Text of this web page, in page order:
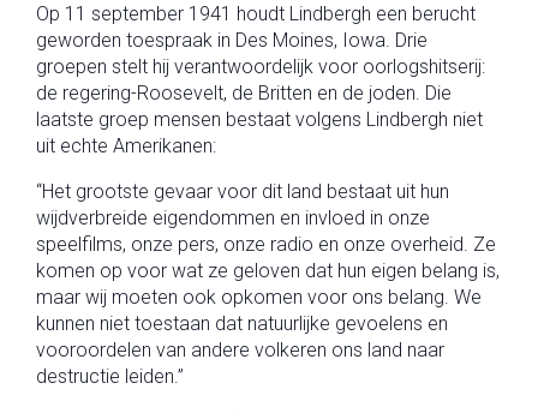
Op 11 september 1941 houdt Lindbergh een berucht
geworden toespraak in Des Moines, Iowa. Drie
groepen stelt hij verantwoordelijk voor oorlogshitserij:
de regering-Roosevelt, de Britten en de joden. Die
laatste groep mensen bestaat volgens Lindbergh niet
uit echte Amerikanen:
“Het grootste gevaar voor dit land bestaat uit hun
wijdverbreide eigendommen en invloed in onze
speelfilms, onze pers, onze radio en onze overheid. Ze
komen op voor wat ze geloven dat hun eigen belang is,
maar wij moeten ook opkomen voor ons belang. We
kunnen niet toestaan dat natuurlijke gevoelens en
vooroordelen van andere volkeren ons land naar
destructie leiden.”